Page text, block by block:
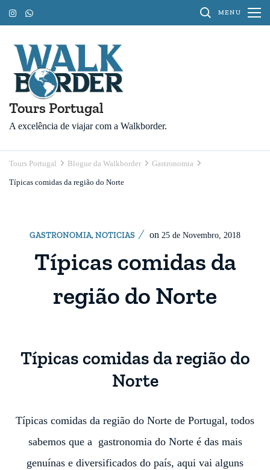
Pular
para
conteúdo
(Pressione
MENU
Tours Portugal
A excelência de viajar com a Walkborder.
Tours Portugal Blogue da Walkborder Gastronomia
Típicas comidas da região do Norte
GASTRONOMIA,NOTICIAS on 25 de Novembro, 2018
Típicas comidas da
região do Norte
Típicas comidas da região do
Norte
Típicas comidas da região do Norte de Portugal, todos
sabemos que a gastronomia do Norte é das mais
genuínas e diversificados do país, aqui vai alguns